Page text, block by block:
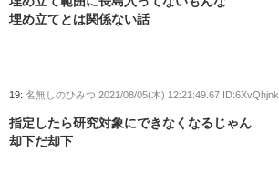
埋め立てとは関係ない話
19: 名無しのひみつ 2021/08/05(木) 12:21:49.67 ID:6XvQhjnk
指定したら研究対象にできなくなるじゃん
却下だ却下